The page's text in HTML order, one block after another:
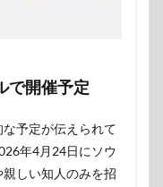
で開催予定
予定が伝えられて
年4月24日にソウ
しい知人のみを招